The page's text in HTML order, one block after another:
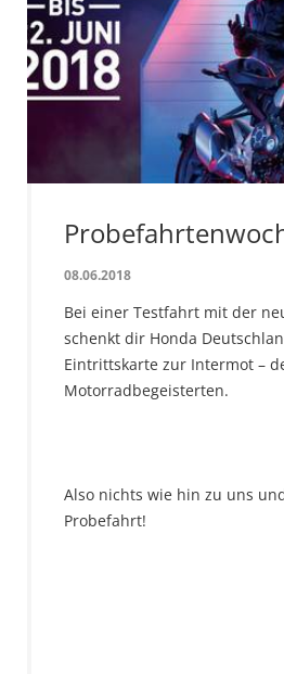
08.06.2018
Bei einer Testfahrt mit der
schenkt dir Honda
Eintrittskarte zur Intermot –
Motorradbegeisterten.
Also nichts wie hin zu uns
Probefahrt!